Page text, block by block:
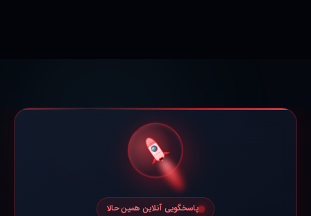
پاسخگویی آنلاین همین حالا